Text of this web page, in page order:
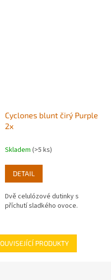
Cyclones blunt čirý Purple
2x
Skladem (>5 ks)
DETAIL
Dvě celulózové dutinky s
příchutí sladkého ovoce.
PRODUKTY